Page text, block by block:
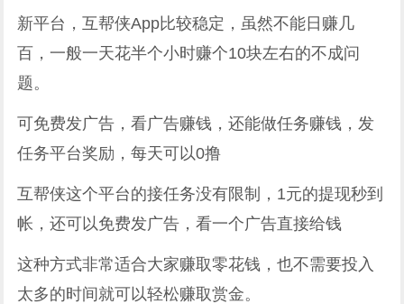
新平台，互帮侠App比较稳定，虽然不能日赚几
百，一般一天花半个小时赚个10块左右的不成问
题。
可免费发广告，看广告赚钱，还能做任务赚钱，发
任务平台奖励，每天可以0撸
互帮侠这个平台的接任务没有限制，1元的提现秒到
帐，还可以免费发广告，看一个广告直接给钱
这种方式非常适合大家赚取零花钱，也不需要投入
太多的时间就可以轻松赚取赏金。